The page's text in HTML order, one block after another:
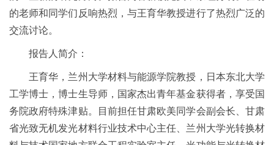
的老师和同学们反响热烈，与王育华教授进行了热烈广泛的
交流讨论。
报告人简介：
王育华，兰州大学材料与能源学院教授，日本东北大学
工学博士，博士生导师，国家杰出青年基金获得者，享受国
务院政府特殊津贴。目前担任甘肃欧美同学会副会长、甘肃
省光致无机发光材料行业技术中心主任、兰州大学光转换材